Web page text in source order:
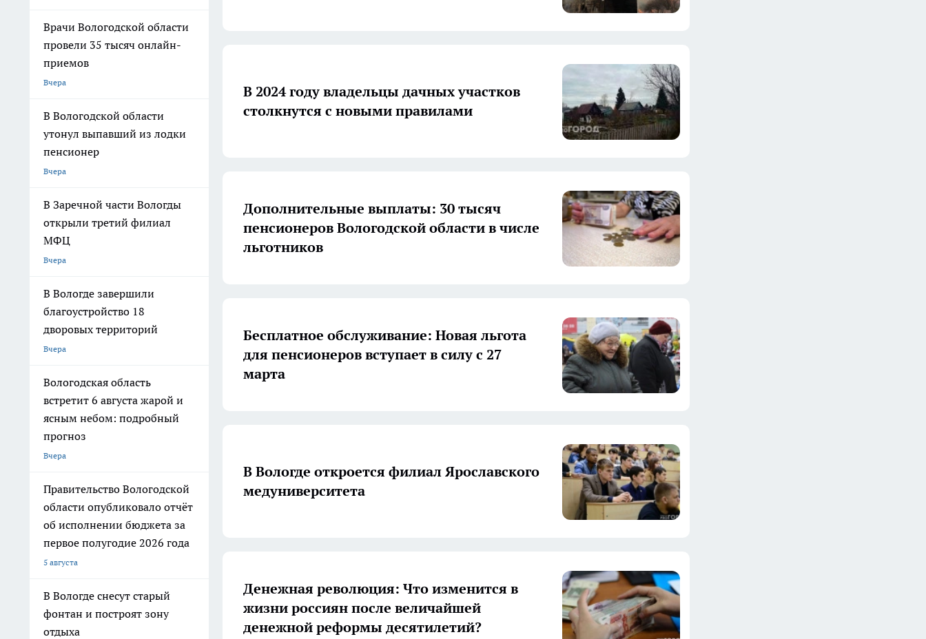
Врачи Вологодской области
провели 35 тысяч онлайн-
приемов
Вчера
В Вологодской области
утонул выпавший из лодки
пенсионер
Вчера
В Заречной части Вологды
открыли третий филиал
МФЦ
Вчера
В Вологде завершили
благоустройство 18
дворовых территорий
Вчера
Вологодская область
встретит 6 августа жарой и
ясным небом: подробный
прогноз
Вчера
Правительство Вологодской
области опубликовало отчёт
об исполнении бюджета за
первое полугодие 2026 года
5 августа
В Вологде снесут старый
фонтан и построят зону
отдыха
В 2024 году владельцы дачных участков
столкнутся с новыми правилами
Дополнительные выплаты: 30 тысяч
пенсионеров Вологодской области в числе
льготников
Бесплатное обслуживание: Новая льгота
для пенсионеров вступает в силу с 27
марта
В Вологде откроется филиал Ярославского
медуниверситета
Денежная революция: Что изменится в
жизни россиян после величайшей
денежной реформы десятилетий?